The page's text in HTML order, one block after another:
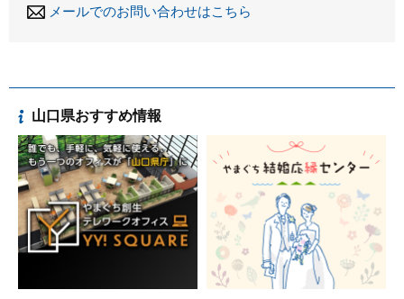
メールでのお問い合わせはこちら
山口県おすすめ情報